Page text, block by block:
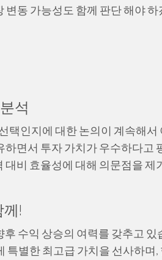
변동 가능성도 함께 판단 해야 하
석
택인지에 대한 논의이 계속해서
면서 투자 가치가 우수하다고
비 효율성에 대해 의문점을 제
!
수익 상승의 여력를 갖추고 있
특별한 최고급 가치을 선사하며,